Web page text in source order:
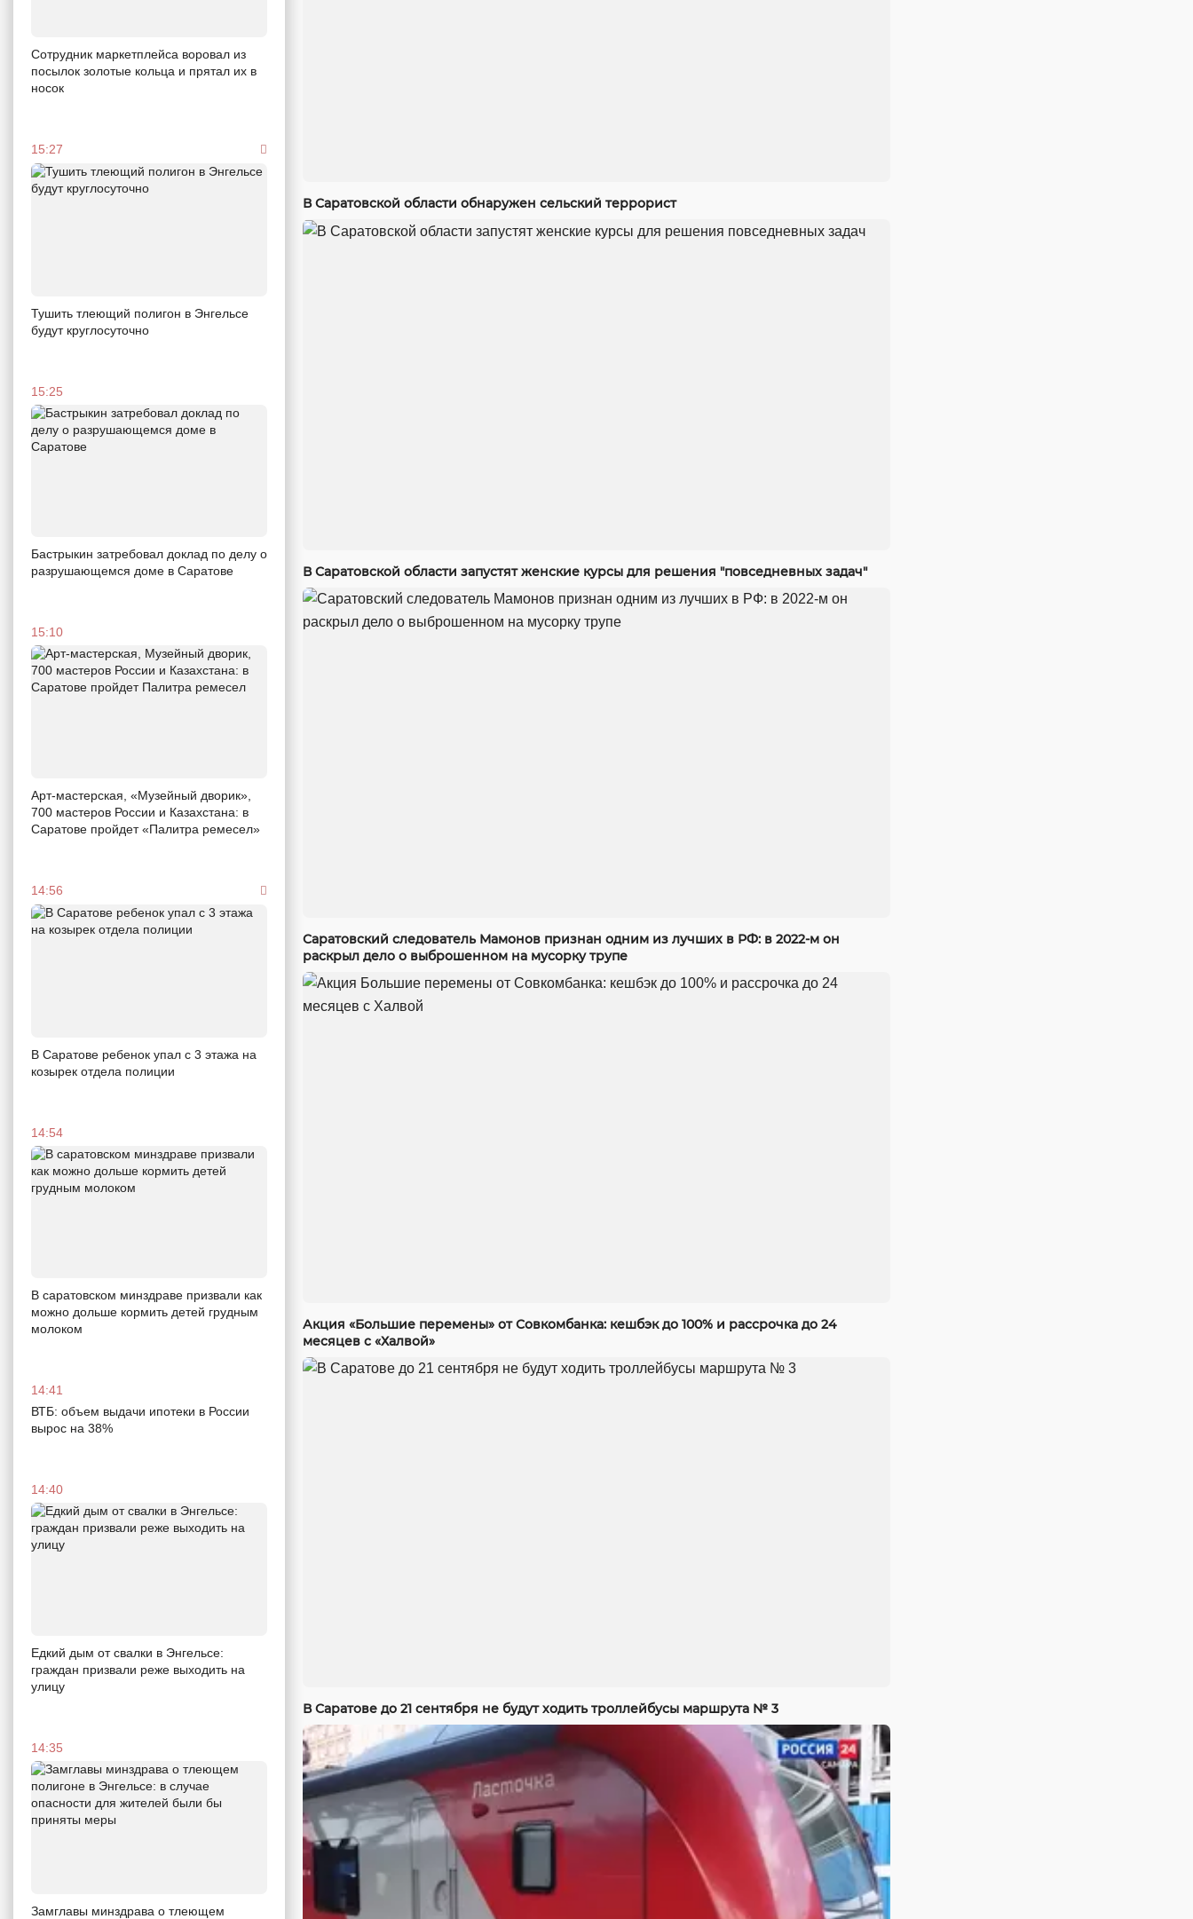
Сотрудник маркетплейса воровал из
посылок золотые кольца и прятал их в
носок
15:27
Тушить тлеющий полигон в Энгельсе
будут круглосуточно
15:25
Бастрыкин затребовал доклад по делу о
разрушающемся доме в Саратове
15:10
Арт-мастерская, «Музейный дворик»,
700 мастеров России и Казахстана: в
Саратове пройдет «Палитра ремесел»
14:56
В Саратове ребенок упал с 3 этажа на
козырек отдела полиции
14:54
В саратовском минздраве призвали как
можно дольше кормить детей грудным
молоком
14:41
ВТБ: объем выдачи ипотеки в России
вырос на 38%
14:40
Едкий дым от свалки в Энгельсе:
граждан призвали реже выходить на
улицу
14:35
Замглавы минздрава о тлеющем
В Саратовской области обнаружен сельский террорист
В Саратовской области запустят женские курсы для решения "повседневных задач"
Саратовский следователь Мамонов признан одним из лучших в РФ: в 2022-м он
раскрыл дело о выброшенном на мусорку трупе
Акция «Большие перемены» от Совкомбанка: кешбэк до 100% и рассрочка до 24
месяцев с «Халвой»
В Саратове до 21 сентября не будут ходить троллейбусы маршрута № 3